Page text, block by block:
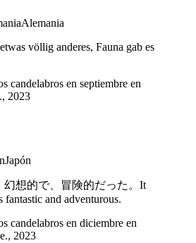
Alemania
völlig anderes, Fauna gab es
candelabros en septiembre en
2023
Japón
幻想的で、冒険的だった。It
fantastic and adventurous.
candelabros en diciembre en
2023